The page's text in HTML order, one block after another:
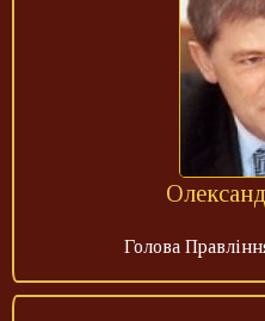
Голова